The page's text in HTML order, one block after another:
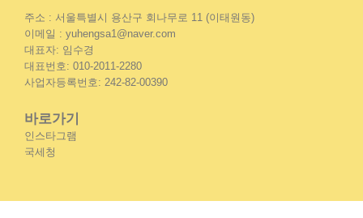
주소 : 서울특별시 용산구 회나무로 11 (이태원동)
이메일 : yuhengsa1@naver.com
대표자: 임수경
대표번호: 010-2011-2280
사업자등록번호: 242-82-00390
바로가기
인스타그램
국세청